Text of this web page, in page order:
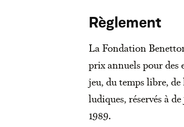
Règlement
La Fondation
prix annuels pour des
jeu, du temps libre, de
ludiques, réservés à
1989.